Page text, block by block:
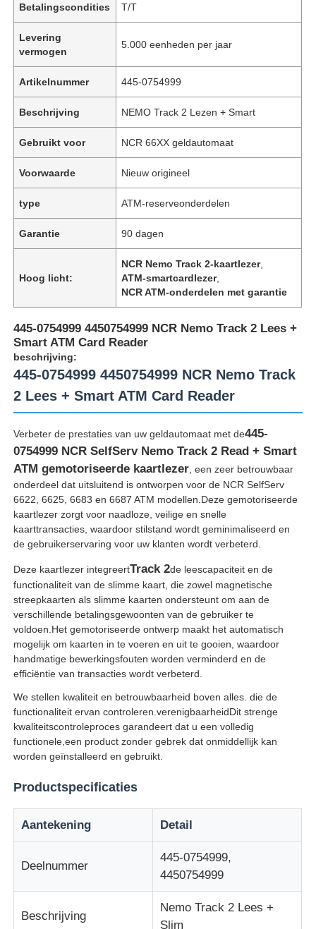
Thuis
Producten
Videos
Over ons
Fabrieksreis
Kwaliteitscontrole
Betalingscondities T/T
Levering
vermogen
5.000 eenheden per jaar
Artikelnummer 445-0754999
Beschrijving NEMO Track 2 Lezen + Smart
Gebruikt voor NCR 66XX geldautomaat
Voorwaarde Nieuw origineel
type ATM-reserveonderdelen
Garantie 90 dagen
Hoog licht:
NCR Nemo Track 2-kaartlezer,
ATM-smartcardlezer,
NCR ATM-onderdelen met garantie
445-0754999 4450754999 NCR Nemo Track 2 Lees +
Smart ATM Card Reader
beschrijving:
445-0754999 4450754999 NCR Nemo Track
2 Lees + Smart ATM Card Reader
Verbeter de prestaties van uw geldautomaat met de445-
0754999 NCR SelfServ Nemo Track 2 Read + Smart
ATM gemotoriseerde kaartlezer , een zeer betrouwbaar
onderdeel dat uitsluitend is ontworpen voor de NCR SelfServ
6622, 6625, 6683 en 6687 ATM modellen.Deze gemotoriseerde
kaartlezer zorgt voor naadloze, veilige en snelle
kaarttransacties, waardoor stilstand wordt geminimaliseerd en
de gebruikerservaring voor uw klanten wordt verbeterd.
Deze kaartlezer integreertTrack 2de leescapaciteit en de
functionaliteit van de slimme kaart, die zowel magnetische
streepkaarten als slimme kaarten ondersteunt om aan de
verschillende betalingsgewoonten van de gebruiker te
voldoen.Het gemotoriseerde ontwerp maakt het automatisch
mogelijk om kaarten in te voeren en uit te gooien, waardoor
handmatige bewerkingsfouten worden verminderd en de
efficiëntie van transacties wordt verbeterd.
We stellen kwaliteit en betrouwbaarheid boven alles. die de
functionaliteit ervan controleren.verenigbaarheidDit strenge
kwaliteitscontroleproces garandeert dat u een volledig
functionele,een product zonder gebrek dat onmiddellijk kan
worden geïnstalleerd en gebruikt.
Productspecificaties
Aantekening Detail
Deelnummer
445-0754999,
4450754999
Beschrijving
Nemo Track 2 Lees +
Slim